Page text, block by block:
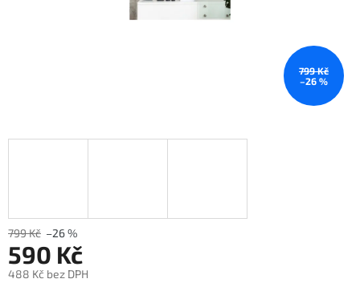
799 Kč
–26 %
799 Kč –26 %
590 Kč
488 Kč bez DPH